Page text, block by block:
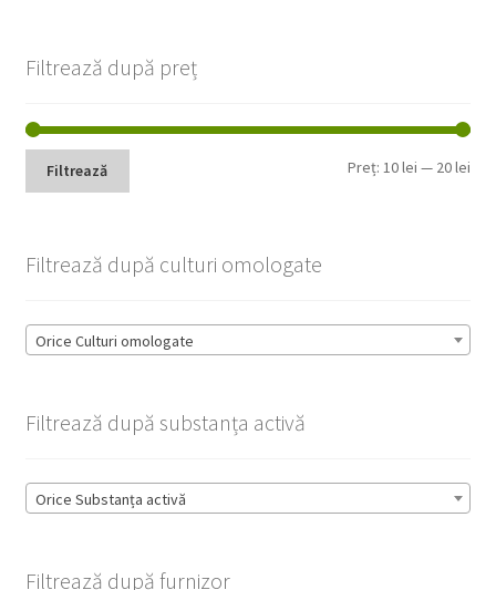
Filtrează după preț
Filtrează Preț:10 lei — 20 lei
Filtrează după culturi omologate
Orice Culturi omologate
Filtrează după substanța activă
Orice Substanța activă
Filtrează după furnizor